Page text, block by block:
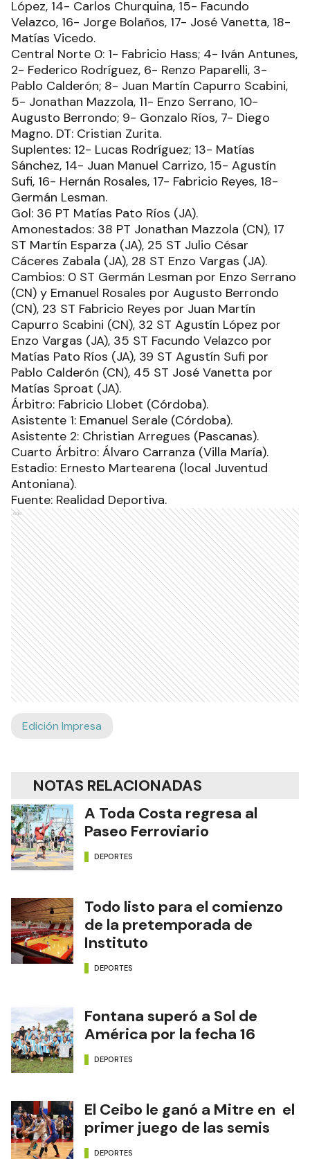
López, 14- Carlos Churquina, 15- Facundo
Velazco, 16- Jorge Bolaños, 17- José Vanetta, 18-
Matías Vicedo.
Central Norte 0: 1- Fabricio Hass; 4- Iván Antunes,
2- Federico Rodríguez, 6- Renzo Paparelli, 3-
Pablo Calderón; 8- Juan Martín Capurro Scabini,
5- Jonathan Mazzola, 11- Enzo Serrano, 10-
Augusto Berrondo; 9- Gonzalo Ríos, 7- Diego
Magno. DT: Cristian Zurita.
Suplentes: 12- Lucas Rodríguez; 13- Matías
Sánchez, 14- Juan Manuel Carrizo, 15- Agustín
Sufi, 16- Hernán Rosales, 17- Fabricio Reyes, 18-
Germán Lesman.
Gol: 36 PT Matías Pato Ríos (JA).
Amonestados: 38 PT Jonathan Mazzola (CN), 17
ST Martín Esparza (JA), 25 ST Julio César
Cáceres Zabala (JA), 28 ST Enzo Vargas (JA).
Cambios: 0 ST Germán Lesman por Enzo Serrano
(CN) y Emanuel Rosales por Augusto Berrondo
(CN), 23 ST Fabricio Reyes por Juan Martín
Capurro Scabini (CN), 32 ST Agustín López por
Enzo Vargas (JA), 35 ST Facundo Velazco por
Matías Pato Ríos (JA), 39 ST Agustín Sufi por
Pablo Calderón (CN), 45 ST José Vanetta por
Matías Sproat (JA).
Árbitro: Fabricio Llobet (Córdoba).
Asistente 1: Emanuel Serale (Córdoba).
Asistente 2: Christian Arregues (Pascanas).
Cuarto Árbitro: Álvaro Carranza (Villa María).
Estadio: Ernesto Martearena (local Juventud
Antoniana).
Fuente: Realidad Deportiva.
Ads
Edición Impresa
NOTAS RELACIONADAS
A Toda Costa regresa al
Paseo Ferroviario
DEPORTES
Todo listo para el comienzo
de la pretemporada de
Instituto
DEPORTES
Fontana superó a Sol de
América por la fecha 16
DEPORTES
El Ceibo le ganó a Mitre en el
primer juego de las semis
DEPORTES